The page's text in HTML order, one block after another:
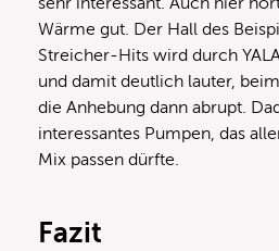
Wärme gut. Der Hall des
Streicher-Hits wird durch
und damit deutlich lauter,
die Anhebung dann abrupt.
interessantes Pumpen, das
Mix passen dürfte.
Fazit